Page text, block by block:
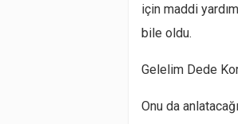
için maddi
bile oldu.
Gelelim Dede
Onu da